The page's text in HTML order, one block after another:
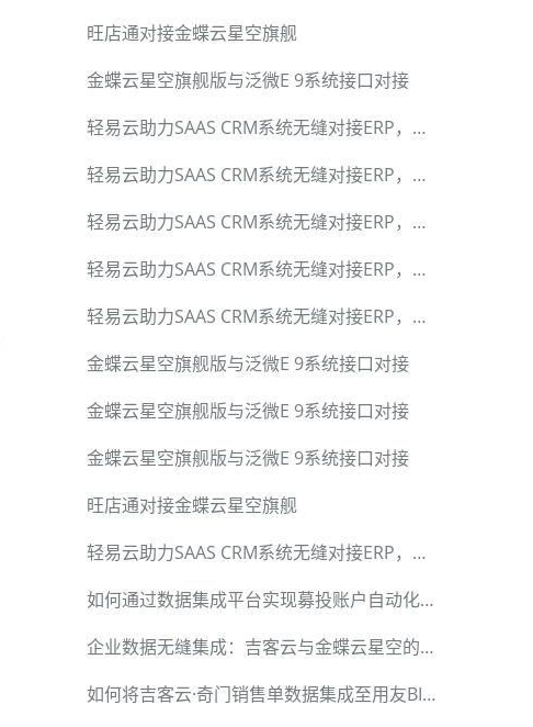
旺店通对接金蝶云星空旗舰
金蝶云星空旗舰版与泛微E 9系统接口对接
轻易云助力SAAS CRM系统无缝对接ERP，小满CRM集成标准套件
轻易云助力SAAS CRM系统无缝对接ERP，小满CRM集成标准套件
轻易云助力SAAS CRM系统无缝对接ERP，小满CRM集成标准套件
轻易云助力SAAS CRM系统无缝对接ERP，小满CRM集成标准套件
轻易云助力SAAS CRM系统无缝对接ERP，小满CRM集成标准套件
金蝶云星空旗舰版与泛微E 9系统接口对接
金蝶云星空旗舰版与泛微E 9系统接口对接
金蝶云星空旗舰版与泛微E 9系统接口对接
旺店通对接金蝶云星空旗舰
轻易云助力SAAS CRM系统无缝对接ERP，小满CRM集成标准套件
如何通过数据集成平台实现募投账户自动化付款
企业数据无缝集成：吉客云与金蝶云星空的案例分析
如何将吉客云·奇门销售单数据集成至用友BIP系统